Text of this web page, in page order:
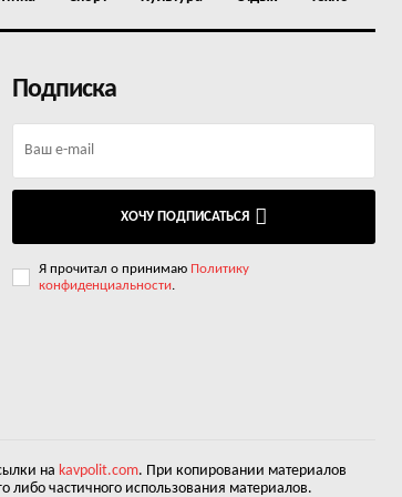
Подписка
ХОЧУ ПОДПИСАТЬСЯ
Я прочитал о принимаю Политику
конфиденциальности.
на kavpolit.com. При копировании материалов
либо частичного использования материалов.